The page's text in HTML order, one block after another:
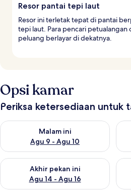
Resor pantai tepi laut
Resor ini terletak tepat di pantai
tepi laut. Para pencari petualangan
peluang berlayar di dekatnya.
Opsi kamar
Periksa ketersediaan untuk
Malam ini
Agu 9 - Agu 10
Periksa ketersediaan untuk malam
Akhir pekan ini
Agu 14 - Agu 16
Periksa ketersediaan untuk akhir